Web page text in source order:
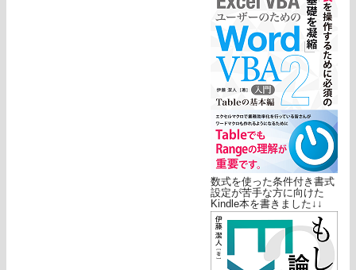
数式を使った条件付き書式
設定が苦手な方に向けた
Kindle本を書きました↓↓